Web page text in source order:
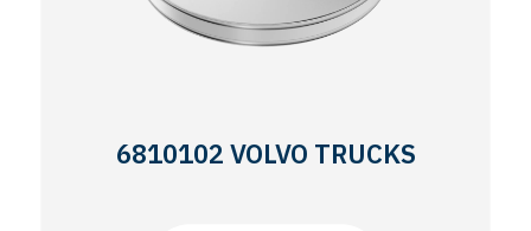
6810102 VOLVO TRUCKS